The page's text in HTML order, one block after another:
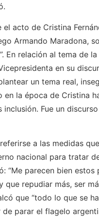
el acto de Cristina
Armando Maradona,
En relación al tema de
en su
un tema real,
en la época de Cristina
inclusión. Fue un discurso
a las medidas
nacional para tratar
“Me parecen bien estos
que repudiar más, ser
que “todo lo que se
parar el flagelo